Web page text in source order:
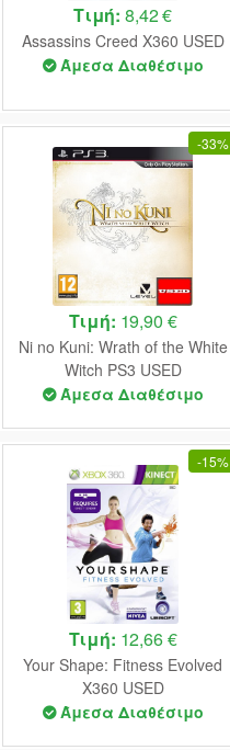
Τιμή: 8,42 €
Assassins Creed X360 USED
Άμεσα Διαθέσιμο
-33%
Τιμή: 19,90 €
Ni no Kuni: Wrath of the White
Witch PS3 USED
Άμεσα Διαθέσιμο
-15%
Τιμή: 12,66 €
Your Shape: Fitness Evolved
X360 USED
Άμεσα Διαθέσιμο